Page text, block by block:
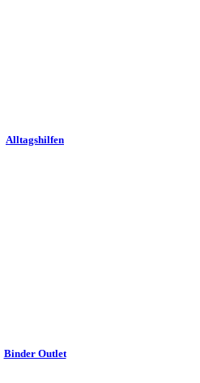
Alltags­hilfen
Binder Outlet